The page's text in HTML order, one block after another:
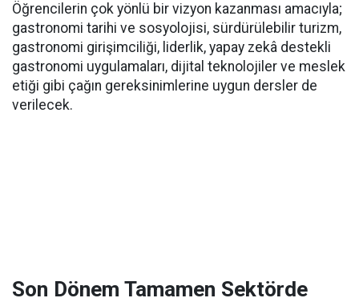
Öğrencilerin çok yönlü bir vizyon kazanması amacıyla;
gastronomi tarihi ve sosyolojisi, sürdürülebilir turizm,
gastronomi girişimciliği, liderlik, yapay zekâ destekli
gastronomi uygulamaları, dijital teknolojiler ve meslek
etiği gibi çağın gereksinimlerine uygun dersler de
verilecek.
Son Dönem Tamamen Sektörde